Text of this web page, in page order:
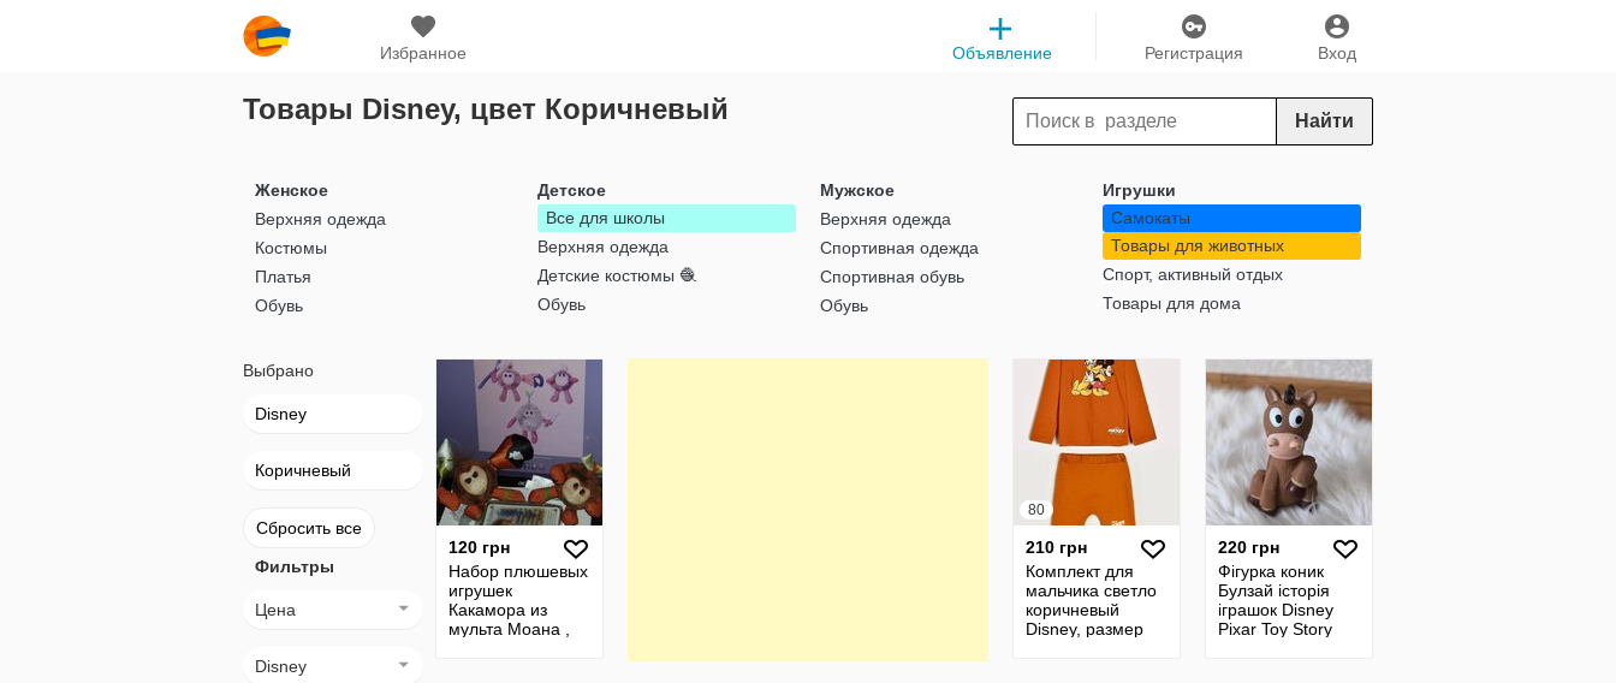
Избранное Вход
Регистрация
Объявление
Товары Disney, цвет Коричневый Найти
Женское
Верхняя одежда
Костюмы
Платья
Обувь
Детское
Все для школы
Верхняя одежда
Детские костюмы 🧶
Обувь
Мужское
Верхняя одежда
Спортивная одежда
Спортивная обувь
Обувь
Игрушки
Самокаты
Товары для животных
Спорт, активный отдых
Товары для дома
Выбрано
Disney
Коричневый
Сбросить все
Фильтры
Цена
Disney
120 грн
Набор плюшевых
игрушек
Какамора из
мульта Моана ,
80
210 грн
Комплект для
мальчика светло
коричневый
Disney, размер
220 грн
Фігурка коник
Булзай історія
іграшок Disney
Pixar Toy Story